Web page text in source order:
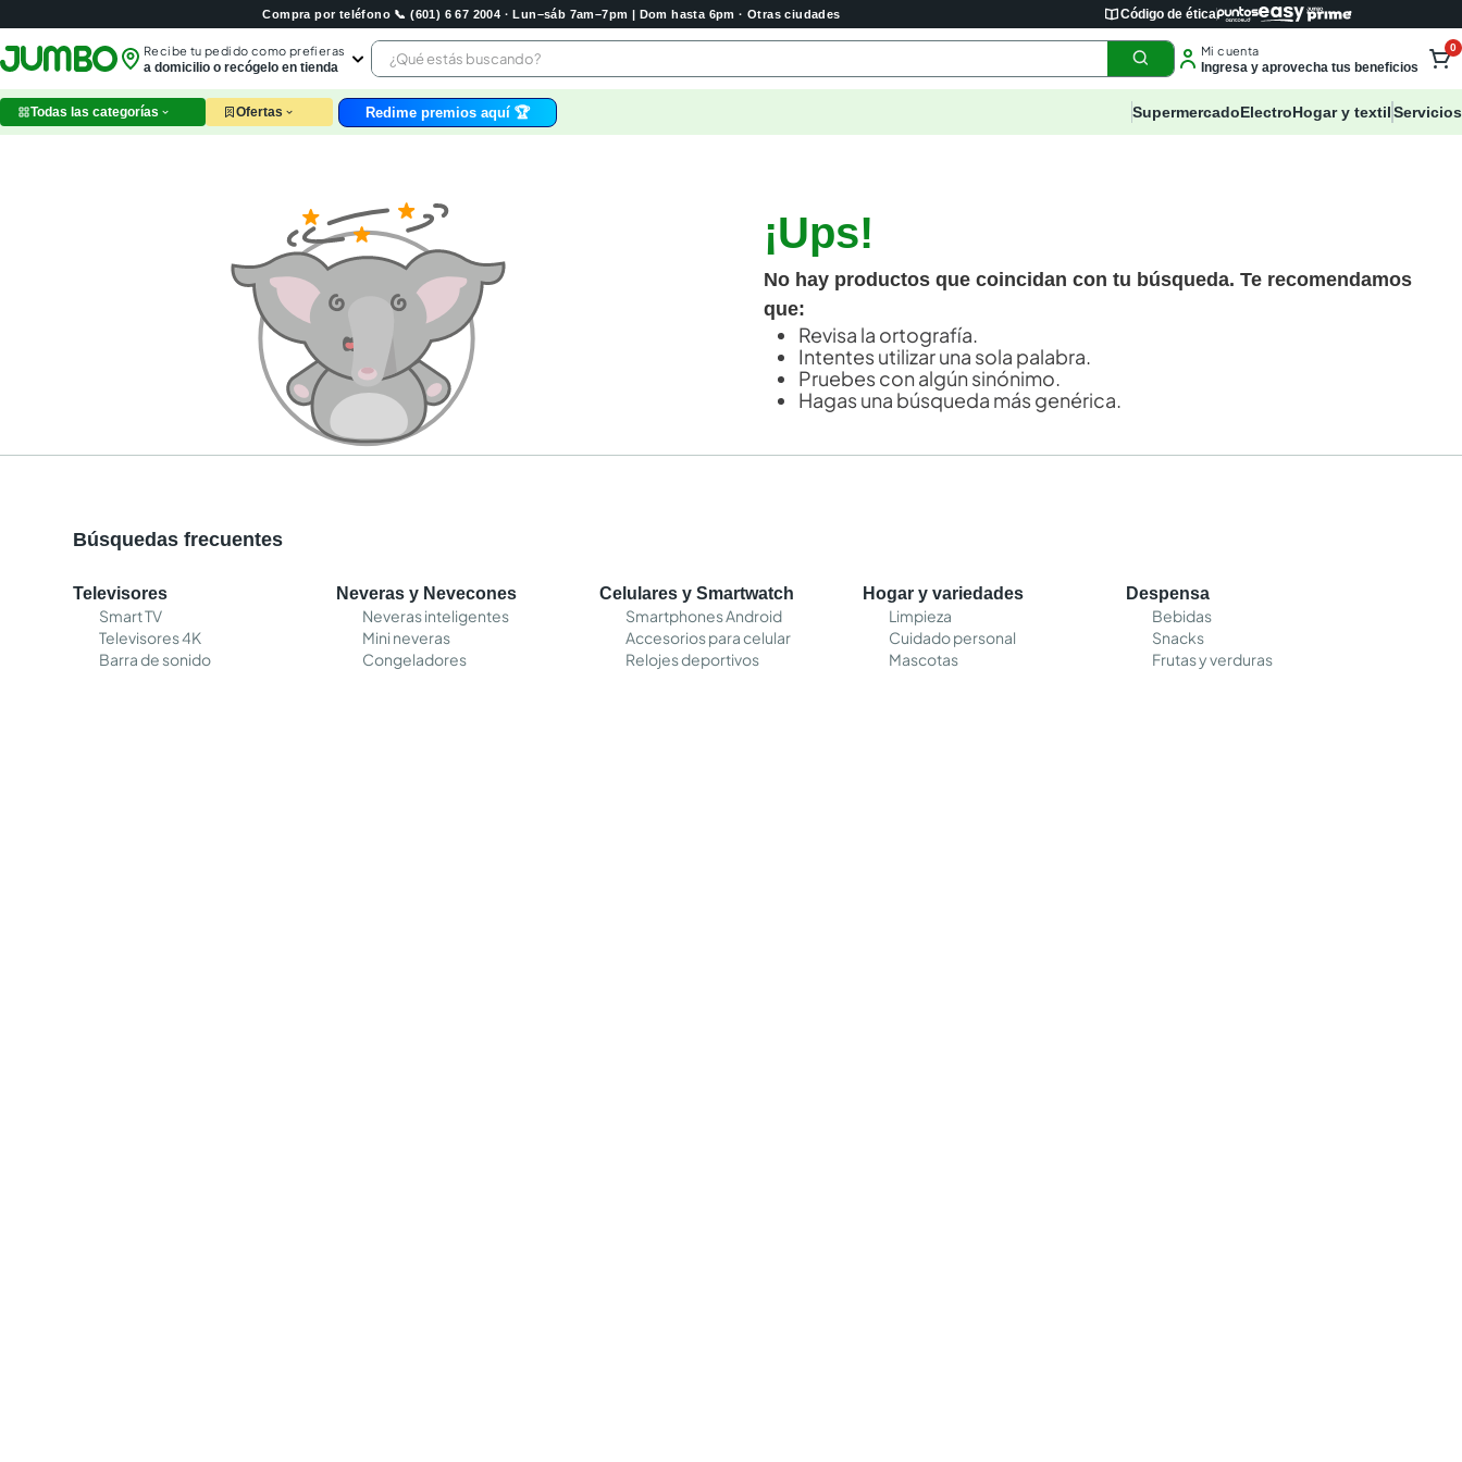
Compra por teléfono 📞 (601) 6 67 2004 · Lun–sáb 7am–7pm | Dom hasta 6pm · Otras ciudades Código de ética
Recibe tu pedido como prefieras
a domicilio o recógelo en tienda
¿Qué estás buscando? Mi cuenta
Ingresa y aprovecha tus beneficios
0
Todas las categorías Ofertas Redime premios aquí 🏆 SupermercadoElectroHogar y textilServicios
¡Ups!
No hay productos que coincidan con tu búsqueda. Te recomendamos
que:
Revisa la ortografía.
Intentes utilizar una sola palabra.
Pruebes con algún sinónimo.
Hagas una búsqueda más genérica.
Búsquedas frecuentes
Televisores
Smart TV
Televisores 4K
Barra de sonido
Neveras y Nevecones
Neveras inteligentes
Mini neveras
Congeladores
Celulares y Smartwatch
Smartphones Android
Accesorios para celular
Relojes deportivos
Hogar y variedades
Limpieza
Cuidado personal
Mascotas
Despensa
Bebidas
Snacks
Frutas y verduras
leche
galletas
aceite
queso
pollo
carne